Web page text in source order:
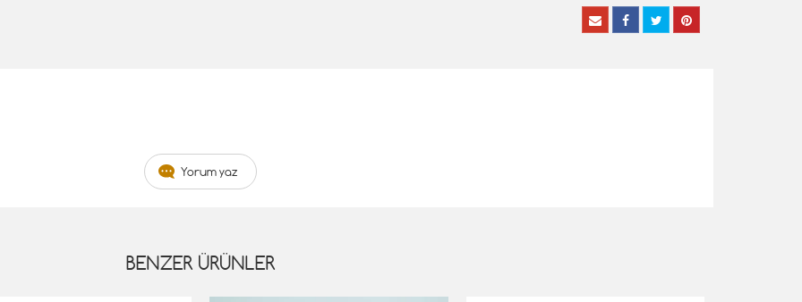
Yorum yaz
BENZER ÜRÜNLER